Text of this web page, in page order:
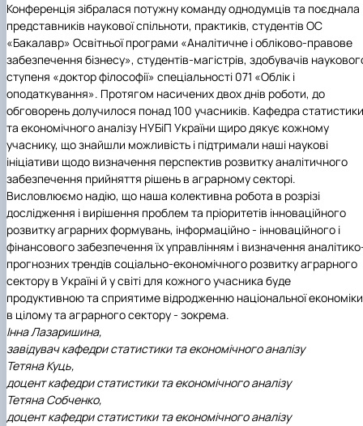
Конференція зібралася потужну команду однодумців та поєднала
представників наукової спільноти, практиків, студентів ОС
«Бакалавр» Освітньої програми «Аналітичне і обліково-правове
забезпечення бізнесу», студентів-магістрів, здобувачів
ступеня «доктор філософії» спеціальності 071 «Облік і
оподаткування». Протягом насичених двох днів роботи, до
обговорень долучилося понад 100 учасників. Кафедра статистики
та економічного аналізу НУБіП України щиро дякує кожному
учаснику, що знайшли можливість і підтримали наші наукові
ініціативи щодо визначення перспектив розвитку аналітичного
забезпечення прийняття рішень в аграрному секторі.
Висловлюємо надію, що наша колективна робота в розрізі
дослідження і вирішення проблем та пріоритетів інноваційного
розвитку аграрних формувань, інформаційно - інноваційного і
фінансового забезпечення їх управлінням і визначення
прогнозних трендів соціально-економічного розвитку аграрного
сектору в Україні й у світі для кожного учасника буде
продуктивною та сприятиме відродженню національної економіки
в цілому та аграрного сектору - зокрема.
Інна Лазаришина,
завідувач кафедри статистики та економічного аналізу
Тетяна Куць,
доцент кафедри статистики та економічного аналізу
Тетяна Собченко,
доцент кафедри статистики та економічного аналізу